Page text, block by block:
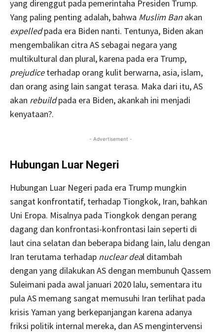
yang direnggut pada pemerintaha Presiden Trump.
Yang paling penting adalah, bahwa Muslim Ban akan
expelledpada era Biden nanti. Tentunya, Biden akan
mengembalikan citra AS sebagai negara yang
multikultural dan plural, karena pada era Trump,
prejudiceterhadap orang kulit berwarna, asia, islam,
dan orang asing lain sangat terasa. Maka dari itu, AS
akan rebuildpada era Biden, akankah ini menjadi
kenyataan?.
- Advertisement -
Hubungan Luar Negeri
Hubungan Luar Negeri pada era Trump mungkin
sangat konfrontatif, terhadap Tiongkok, Iran, bahkan
Uni Eropa. Misalnya pada Tiongkok dengan perang
dagang dan konfrontasi-konfrontasi lain seperti di
laut cina selatan dan beberapa bidang lain, lalu dengan
Iran terutama terhadap nuclear deal ditambah
dengan yang dilakukan AS dengan membunuh Qassem
Suleimani pada awal januari 2020 lalu, sementara itu
pula AS memang sangat memusuhi Iran terlihat pada
krisis Yaman yang berkepanjangan karena adanya
friksi politik internal mereka, dan AS mengintervensi